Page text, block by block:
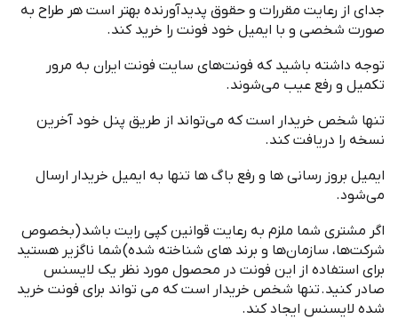
جدای از رعایت مقررات و حقوق پدیدآورنده بهتر است هر طراح به
صورت شخصی و با ایمیل خود فونت را خرید کند.
توجه داشته باشید که فونتهای سایت فونت ایران به مرور
تکمیل و رفع عیب میشوند.
تنها شخص خریدار است که میتواند از طریق پنل خود آخرین
نسخه را دریافت کند.
ایمیل بروز رسانی ها و رفع باگ ها تنها به ایمیل خریدار ارسال
میشود.
اگر مشتری شما ملزم به رعایت قوانین کپی رایت باشد(بخصوص
شرکتها، سازمانها و برند های شناخته شده)شما ناگزیر هستید
برای استفاده از این فونت در محصول مورد نظر یک لایسنس
صادر کنید.تنها شخص خریدار است که می تواند برای فونت خرید
شده لایسنس ایجاد کند.